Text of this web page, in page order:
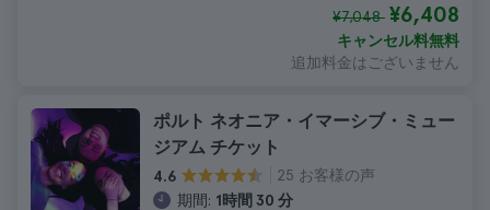
¥7,048 ¥6,408
キャンセル料無料
追加料金はございません
ポルト ネオニア・イマーシブ・ミュー
ジアム チケット
4.6
25 お客様の声
期間: 1時間 30 分